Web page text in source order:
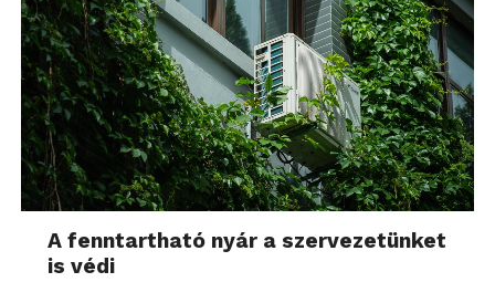
A fenntartható nyár a szervezetünket
is védi